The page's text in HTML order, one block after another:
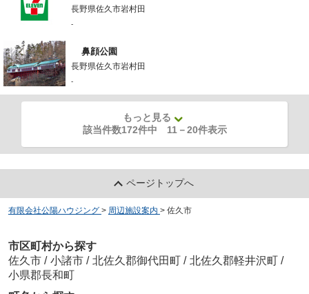
長野県佐久市岩村田
-
鼻顔公園
長野県佐久市岩村田
-
もっと見る
該当件数172件中 11 －20件表示
ページトップへ
有限会社公陽ハウジング > 周辺施設案内 > 佐久市
市区町村から探す
佐久市 / 小諸市 / 北佐久郡御代田町 / 北佐久郡軽井沢町 /
小県郡長和町